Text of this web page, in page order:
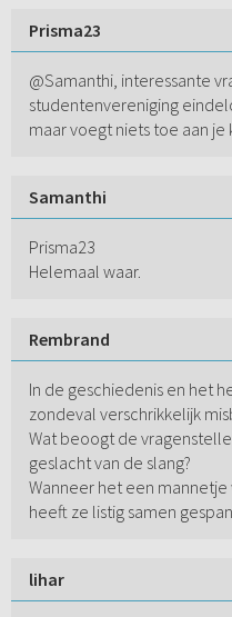
Prisma23
@Samanthi, interessante
studentenvereniging
maar voegt niets toe aan je
Samanthi
Prisma23
Helemaal waar.
Rembrand
In de geschiedenis en het
zondeval verschrikkelijk
Wat beoogt de
geslacht van de slang?
Wanneer het een mannetje
heeft ze listig samen
lihar